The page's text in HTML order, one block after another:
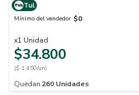
Tul
Mínimo del vendedor $0
x1 Unidad
$34.800
($ 1.450/un)
Quedan 260 Unidades